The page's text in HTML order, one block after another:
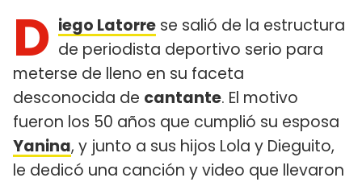
D iego Latorre se salió de la estructura
de periodista deportivo serio para
meterse de lleno en su faceta
desconocida de cantante. El motivo
fueron los 50 años que cumplió su esposa
Yanina, y junto a sus hijos Lola y Dieguito,
le dedicó una canción y video que llevaron